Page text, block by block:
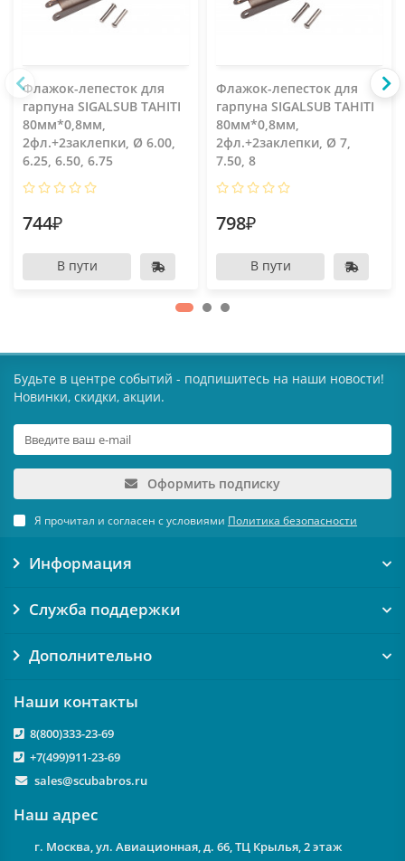
Флажок-лепесток для
гарпуна SIGALSUB TAHITI
80мм*0,8мм,
2фл.+2заклепки, Ø 6.00,
6.25, 6.50, 6.75
744₽
В пути
Флажок-лепесток для
гарпуна SIGALSUB TAHITI
80мм*0,8мм,
2фл.+2заклепки, Ø 7,
7.50, 8
798₽
В пути
Будьте в центре событий - подпишитесь на наши новости!
Новинки, скидки, акции.
Оформить подписку
Я прочитал и согласен с условиями Политика безопасности
Информация
Служба поддержки
Дополнительно
Наши контакты
8(800)333-23-69
+7(499)911-23-69
sales@scubabros.ru
Наш адрес
г. Москва, ул. Авиационная, д. 66, ТЦ Крылья, 2 этаж